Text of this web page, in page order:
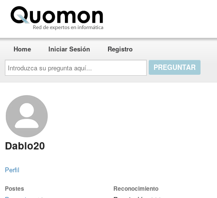
Introduzca
su
pregunta
aquí...
Home Iniciar Sesión Registro
Dabio20
Perfil
Postes Reconocimiento